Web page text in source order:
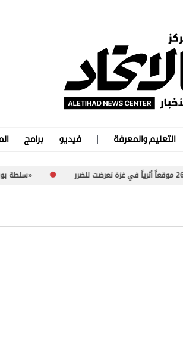
التعليم والمعرفة فيديو برامج
«سلطة